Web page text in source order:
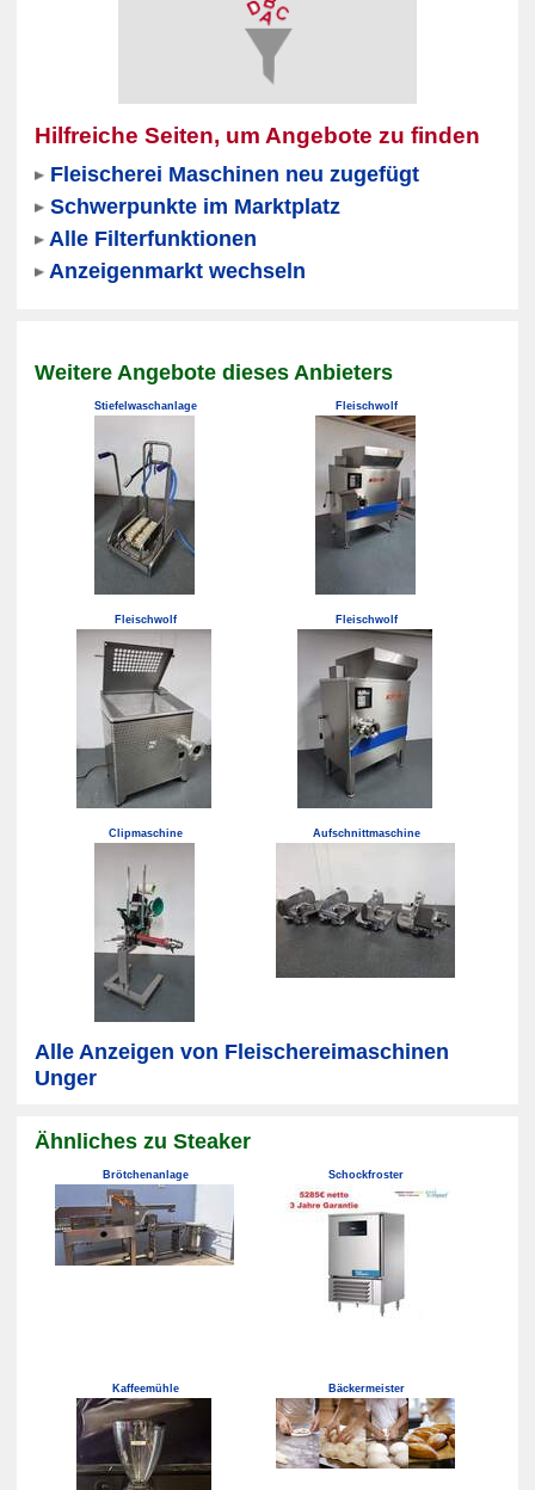
Hilfreiche Seiten, um Angebote zu finden
Fleischerei Maschinen neu zugefügt
Schwerpunkte im Marktplatz
Alle Filterfunktionen
Anzeigenmarkt wechseln
Weitere Angebote dieses Anbieters
Stiefelwaschanlage Fleischwolf
Fleischwolf Fleischwolf
Clipmaschine Aufschnittmaschine
Alle Anzeigen von Fleischereimaschinen
Unger
Ähnliches zu Steaker
Brötchenanlage Schockfroster
Kaffeemühle Bäckermeister